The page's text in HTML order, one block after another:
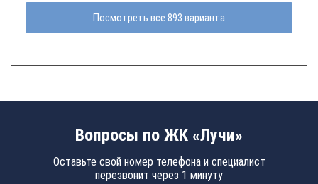
Посмотреть все 893 варианта
Вопросы по ЖК «Лучи»
Оставьте свой номер телефона и специалист
перезвонит через 1 минуту